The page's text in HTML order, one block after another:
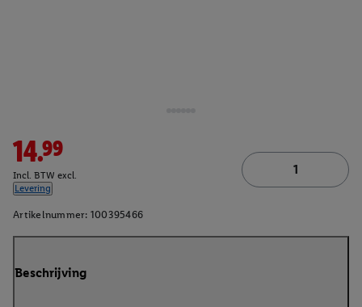
14.99
Incl. BTW excl.
Levering
Artikelnummer: 100395466
Beschrijving